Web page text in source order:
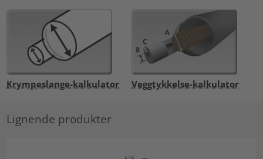
Krympeslange-kalkulator Veggtykkelse-kalkulator
Lignende produkter